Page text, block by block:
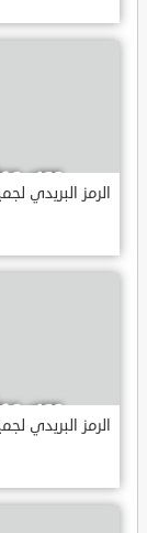
الرمز البريدي
الرمز البريدي